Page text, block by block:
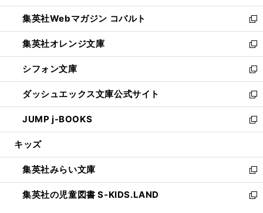
開
く
ウ
で
開
く
ン
ド
ウ
で
開
く
ウ
ィ
ン
ド
ウ
で
開
く
集英社Webマガジン コバルト
新
し
い
ウ
ィ
ン
ド
ウ
で
開
集英社オレンジ文庫
新
し
い
ウ
ィ
ン
ド
ウ
開
く
シフォン文庫
新
し
い
ウ
ィ
ン
ウ
で
開
く
ダッシュエックス文庫公式サイト
新
し
い
ウ
ン
ド
ウ
で
JUMP j-BOOKS
新
し
ウ
ィ
ン
ド
キッズ
集英社みらい文庫
新
し
い
集英社の児童図書 S-KIDS.LAND
新